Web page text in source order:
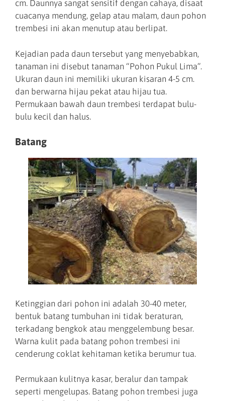
cm. Daunnya sangat sensitif dengan cahaya, disaat
cuacanya mendung, gelap atau malam, daun pohon
trembesi ini akan menutup atau berlipat.
Kejadian pada daun tersebut yang menyebabkan,
tanaman ini disebut tanaman “Pohon Pukul Lima”.
Ukuran daun ini memiliki ukuran kisaran 4-5 cm.
dan berwarna hijau pekat atau hijau tua.
Permukaan bawah daun trembesi terdapat bulu-
bulu kecil dan halus.
Batang
Ketinggian dari pohon ini adalah 30-40 meter,
bentuk batang tumbuhan ini tidak beraturan,
terkadang bengkok atau menggelembung besar.
Warna kulit pada batang pohon trembesi ini
cenderung coklat kehitaman ketika berumur tua.
Permukaan kulitnya kasar, beralur dan tampak
seperti mengelupas. Batang pohon trembesi juga